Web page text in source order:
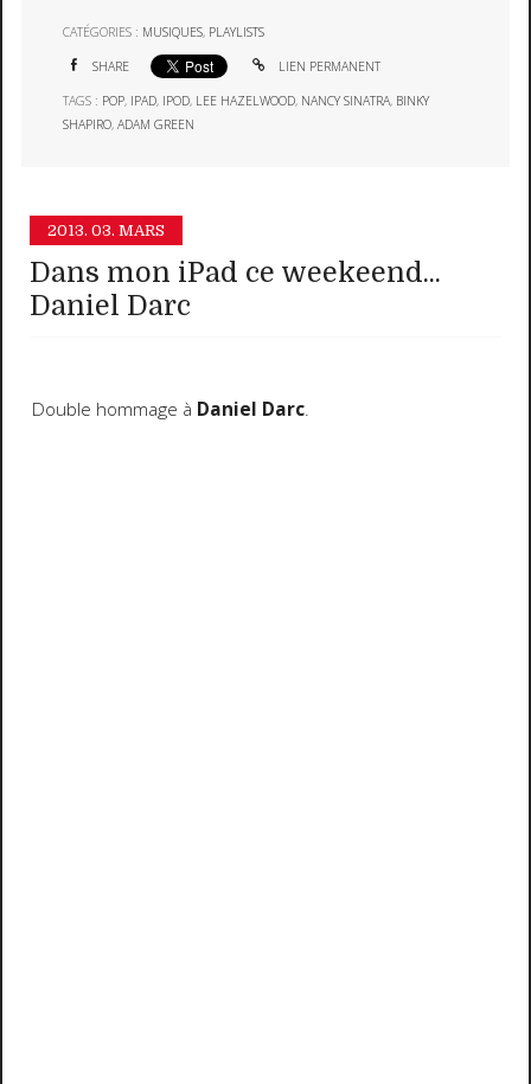
CATÉGORIES : MUSIQUES, PLAYLISTS
SHARE LIEN PERMANENT
TAGS : POP, IPAD, IPOD, LEE HAZELWOOD, NANCY SINATRA, BINKY
SHAPIRO,ADAM GREEN
2013. 03. MARS
Dans mon iPad ce weekeend...
Daniel Darc
Double hommage à Daniel Darc.